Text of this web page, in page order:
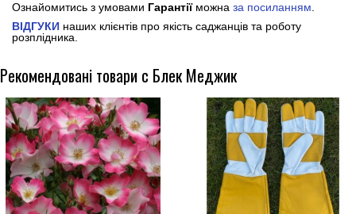
Ознайомитись з умовами Гарантії можна за посиланням
ВІДГУКИ наших клієнтів про якість саджанців та роботу
розплідника.
Рекомендовані товари с Блек Меджик